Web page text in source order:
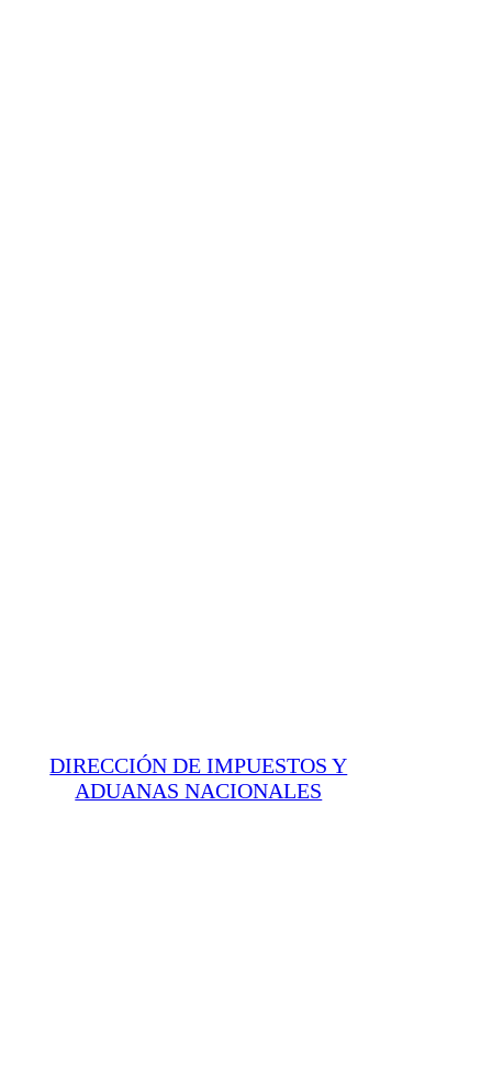
DIRECCIÓN DE IMPUESTOS Y
ADUANAS NACIONALES